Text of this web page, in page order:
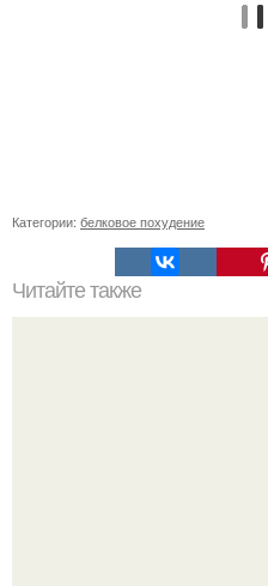
Категории: белковое похудение
Читайте также